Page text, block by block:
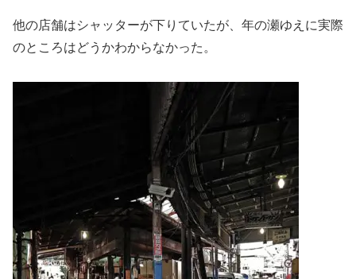
他の店舗はシャッターが下りていたが、年の瀬ゆえに実際
のところはどうかわからなかった。